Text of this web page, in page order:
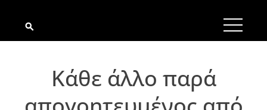
Κάθε άλλο παρά